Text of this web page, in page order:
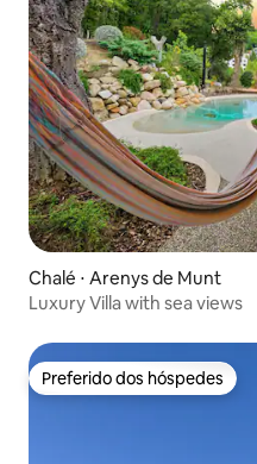
Chalé ⋅ Arenys de Munt
Luxury Villa with sea views
Preferido dos hóspedes
Preferido dos hóspedes